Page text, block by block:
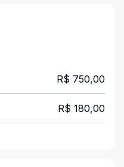
R$ 750,00
R$ 180,00